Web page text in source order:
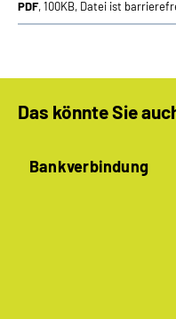
Suche
PDF, 100KB, Datei ist
Das könnte Sie
Bankverbindung